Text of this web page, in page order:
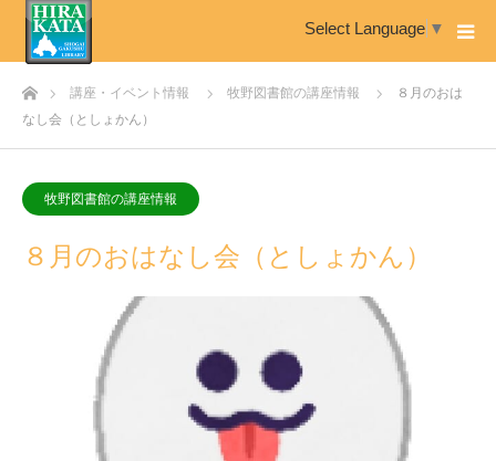
Select Language ▼
ホーム講座・イベント情報 牧野図書館の講座情報
８月のおは
なし会（としょかん）
牧野図書館の講座情報
８月のおはなし会（としょかん）